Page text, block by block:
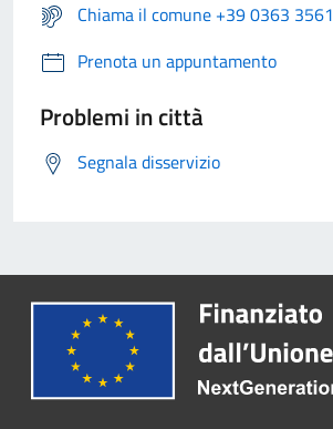
Chiama il comune +39 0363 3561
Prenota un appuntamento
Problemi in città
Segnala disservizio